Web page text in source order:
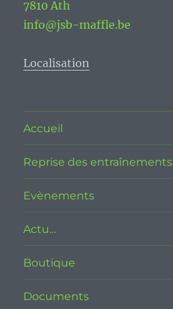
7810 Ath
info@jsb-maffle.be
Localisation
Accueil
Reprise des entraînements
Evènements
Actu…
Boutique
Documents